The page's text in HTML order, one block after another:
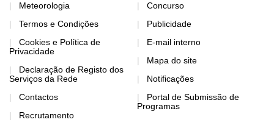
Meteorologia
Termos e Condições
Cookies e Política de
Privacidade
Declaração de Registo dos
Serviços da Rede
Contactos
Recrutamento
Concurso
Publicidade
E-mail interno
Mapa do site
Notificações
Portal de Submissão de
Programas